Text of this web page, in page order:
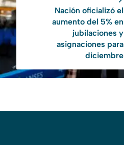
Nación oficializó el
aumento del 5% en
jubilaciones y
asignaciones para
diciembre